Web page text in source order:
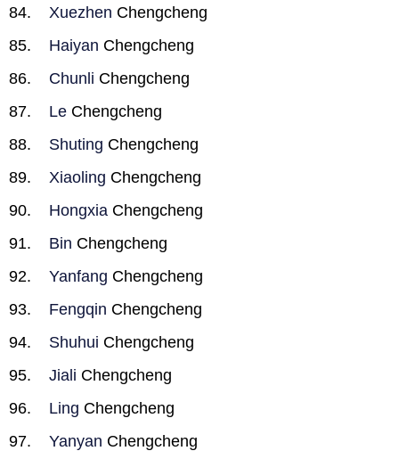
Xuezhen Chengcheng
Haiyan Chengcheng
Chunli Chengcheng
Le Chengcheng
Shuting Chengcheng
Xiaoling Chengcheng
Hongxia Chengcheng
Bin Chengcheng
Yanfang Chengcheng
Fengqin Chengcheng
Shuhui Chengcheng
Jiali Chengcheng
Ling Chengcheng
Yanyan Chengcheng